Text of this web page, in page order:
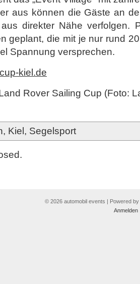
aus können die Gäste an
direkter Nähe verfolgen.
geplant, die mit je nur rund
Spannung versprechen.
kiel.de
Rover Sailing Cup (Foto:
, Kiel , Segelsport
© 2026 automobil events | Powered by
Anmelden|